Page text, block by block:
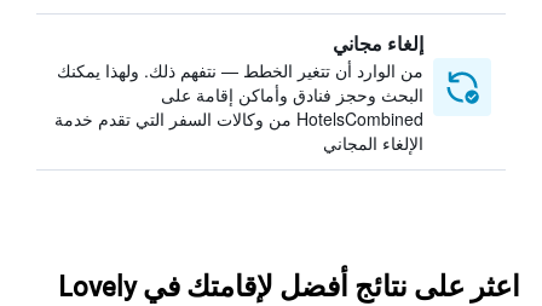
إلغاء مجاني
من الوارد أن تتغير الخطط — نتفهم ذلك. ولهذا يمكنك
البحث وحجز فنادق وأماكن إقامة على
HotelsCombined من وكالات السفر التي تقدم خدمة
الإلغاء المجاني
اعثر على نتائج أفضل لإقامتك في Lovely